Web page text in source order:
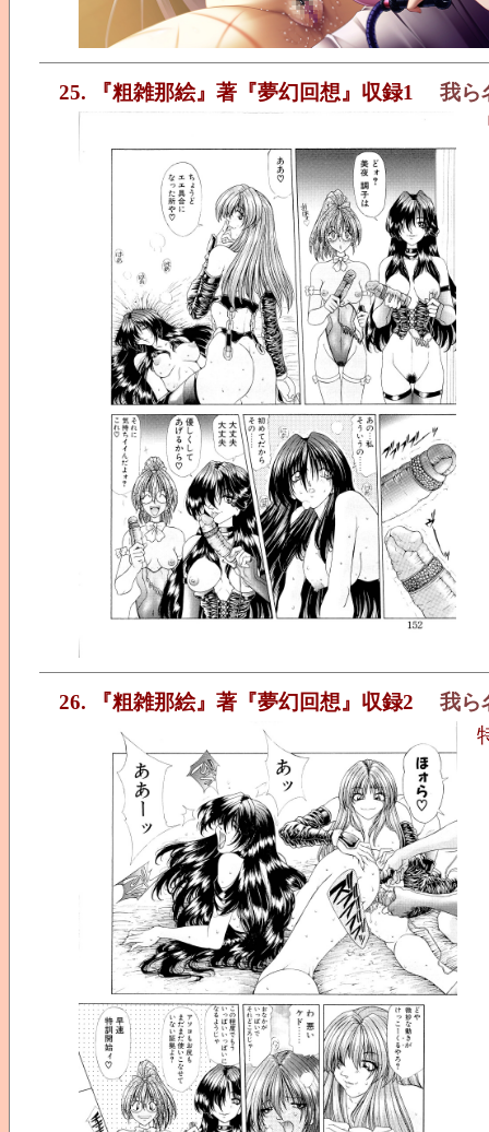
25. 『粗雑那絵』著『夢幻回想』収録1
我ら
26. 『粗雑那絵』著『夢幻回想』収録2
我ら